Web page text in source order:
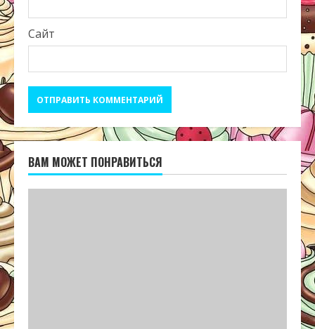
Сайт
ВАМ МОЖЕТ ПОНРАВИТЬСЯ